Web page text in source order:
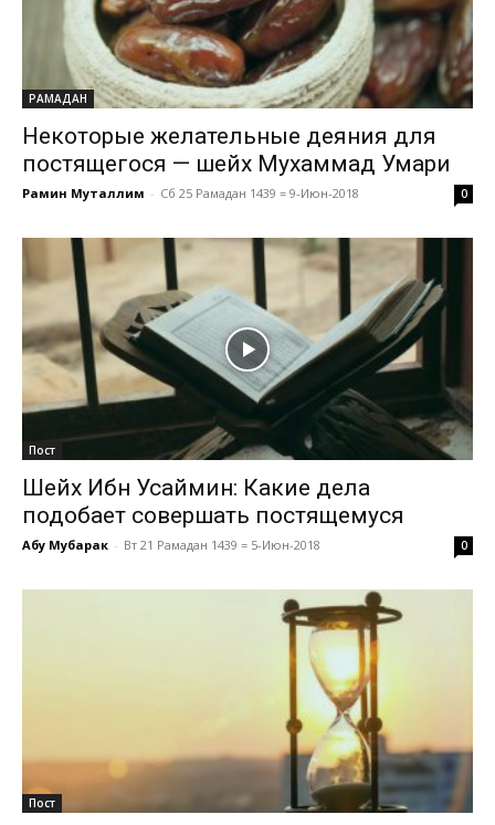
РАМАДАН
Некоторые желательные деяния для
постящегося — шейх Мухаммад Умари
Рамин Муталлим - Сб 25 Рамадан 1439 = 9-Июн-2018 0
Пост
Шейх Ибн Усаймин: Какие дела
подобает совершать постящемуся
Абу Мубарак - Вт 21 Рамадан 1439 = 5-Июн-2018 0
Пост